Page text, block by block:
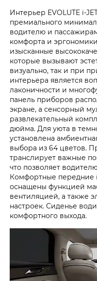
Интерьер EVOLUTE
премиального
водителю и
комфорта и
изысканные
которые вызывают
визуально, так и при
интерьера является
лаконичности и
панель приборов
экране, а сенсорный
развлекательный
дюйма. Для уюта в
установлена
выбора из 64 цветов.
транслирует важные
что позволяет
Комфортные передние
оснащены функцией
вентиляцией, а также
настроек. Сиденье
комфортного выхода.